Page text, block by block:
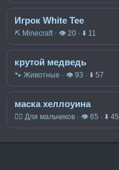
Игрок White Tee
⛏️ Minecraft · 👁 20 · ⬇ 11
крутой медведь
🐾 Животные · 👁 93 · ⬇ 57
маска хеллоуина
🧍‍♂️ Для мальчиков · 👁 65 · ⬇ 45